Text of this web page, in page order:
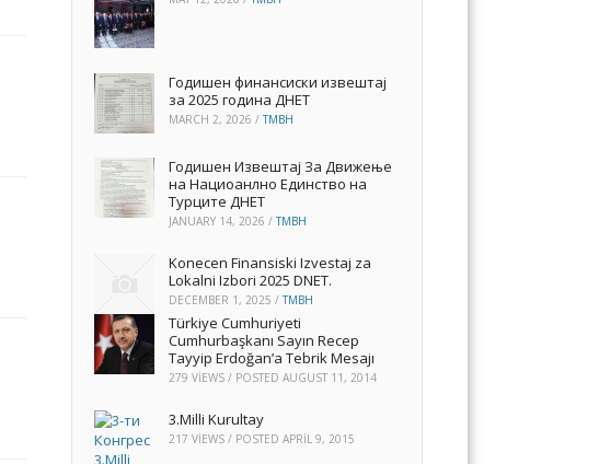
Годишен финансиски извештај
за 2025 година ДНЕТ
MARCH 2, 2026 /TMBH
Годишен Извештај За Движење
на Нациоанлно Единство на
Турците ДНЕТ
JANUARY 14, 2026 /TMBH
Konecen Finansiski Izvestaj za
Lokalni Izbori 2025 DNET.
DECEMBER 1, 2025 /TMBH
Türkiye Cumhuriyeti
Cumhurbaşkanı Sayın Recep
Tayyip Erdoğan’a Tebrik Mesajı
279 VIEWS / POSTED AUGUST 11, 2014
3.Milli Kurultay
217 VIEWS / POSTED APRIL 9, 2015